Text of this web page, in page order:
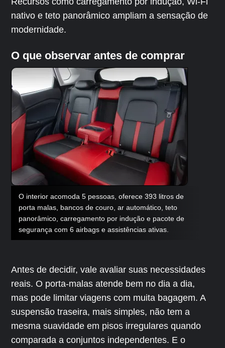
nativo e teto panorâmico ampliam a sensação de
modernidade.
O que observar antes de comprar
O interior acomoda 5 pessoas, oferece 393 litros de
porta malas, bancos de couro, ar automático, teto
panorâmico, carregamento por indução e pacote de
segurança com 6 airbags e assistências ativas.
Antes de decidir, vale avaliar suas necessidades
reais. O porta-malas atende bem no dia a dia,
mas pode limitar viagens com muita bagagem. A
suspensão traseira, mais simples, não tem a
mesma suavidade em pisos irregulares quando
comparada a conjuntos independentes. E o